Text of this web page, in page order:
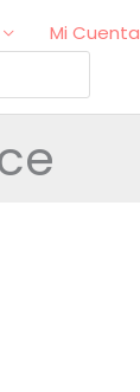
Mi Cuenta